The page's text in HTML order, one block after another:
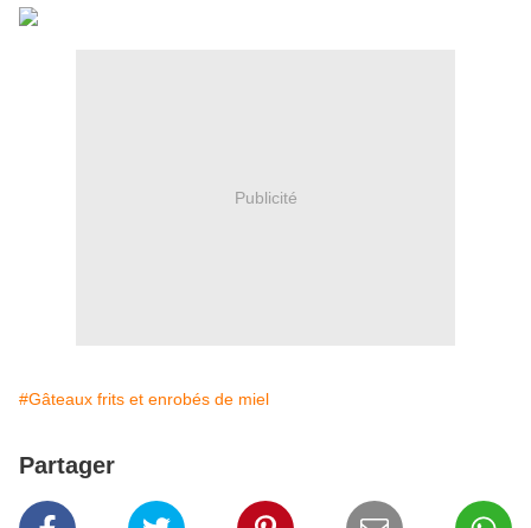
Publicité
#Gâteaux frits et enrobés de miel
Partager